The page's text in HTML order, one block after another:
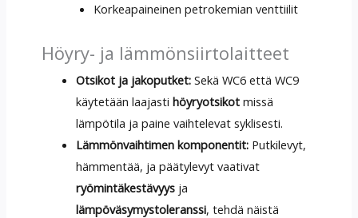
Korkeapaineinen petrokemian venttiilit
Höyry- ja lämmönsiirtolaitteet
Otsikot ja jakoputket: Sekä WC6 että WC9
käytetään laajastihöyryotsikot missä
lämpötila ja paine vaihtelevat syklisesti.
Lämmönvaihtimen komponentit: Putkilevyt,
hämmentää, ja päätylevyt vaativat
ryömintäkestävyys ja
lämpöväsymystoleranssi, tehdä näistä